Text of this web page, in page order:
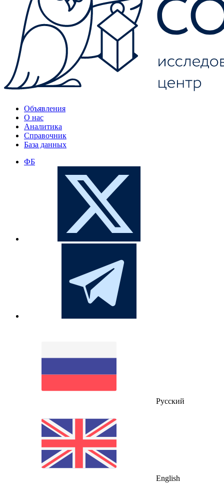
Объявления
О нас
Аналитика
Справочник
База данных
ФБ
Русский
English